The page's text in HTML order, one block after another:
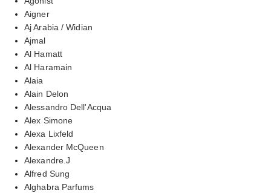
Aigner
Aj Arabia / Widian
Ajmal
Al Hamatt
Al Haramain
Alaia
Alain Delon
Alessandro Dell'Acqua
Alex Simone
Alexa Lixfeld
Alexander McQueen
Alexandre.J
Alfred Sung
Alghabra Parfums